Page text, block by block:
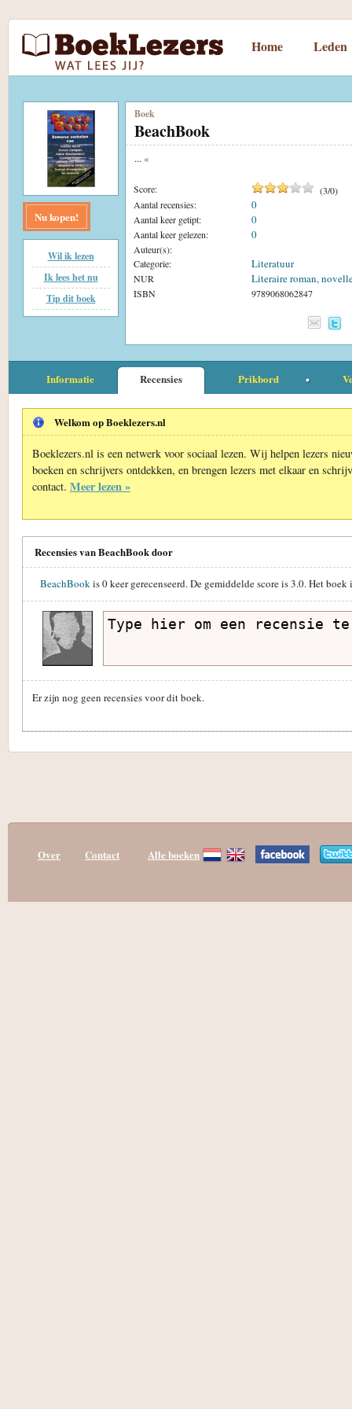
Home Leden
Nu kopen!
Wil ik lezen
Ik lees het nu
Tip dit boek
Boek
BeachBook
... «
Score: (3/0)
Aantal recensies:
0
Aantal keer getipt: 0
Aantal keer gelezen: 0
Auteur(s):
Categorie:
Literatuur
NUR Literaire roman,
ISBN 9789068062847
Informatie Recensies Prikbord
Welkom op Boeklezers.nl
Boeklezers.nl is een netwerk voor sociaal lezen. Wij helpen lezers
boeken en schrijvers ontdekken, en brengen lezers met elkaar en
contact. Meer lezen »
Recensies van BeachBook door
BeachBook is0keer gerecenseerd. De gemiddelde score is3.0. Het boek
Er zijn nog geen recensies voor dit boek.
Over Contact Alle boeken